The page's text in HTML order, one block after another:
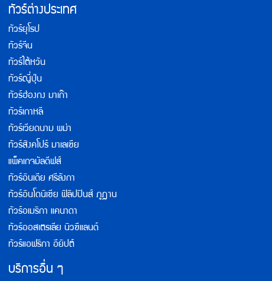
ทัวร์ต่างประเทศ
ทัวร์ยุโรป
ทัวร์จีน
ทัวร์ไต้หวัน
ทัวร์ญี่ปุ่น
ทัวร์ฮ่องกง มาเก๊า
ทัวร์เกาหลี
ทัวร์เวียดนาม พม่า
ทัวร์สิงคโปร์ มาเลเซีย
แพ็คเกจมัลดีฟส์
ทัวร์อินเดีย ศรีลังกา
ทัวร์อินโดนิเซีย ฟิลิปปินส์ ภูฏาน
ทัวร์อเมริกา แคนาดา
ทัวร์ออสเตรเลีย นิวซีแลนด์
ทัวร์แอฟริกา อียิปต์
บริการอื่น ๆ